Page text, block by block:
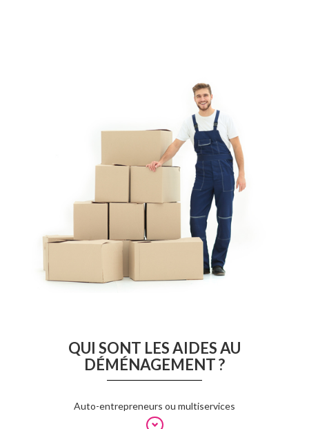
QUI SONT LES AIDES AU
DÉMÉNAGEMENT ?
Auto-entrepreneurs ou multiservices